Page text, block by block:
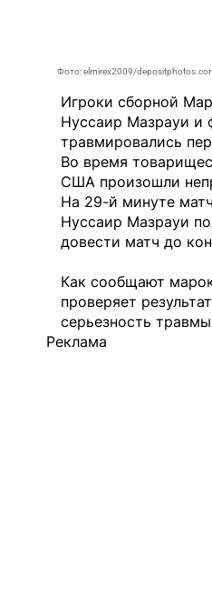
Фото: elmirex2009/
Игроки сборной
Нуссаир Мазрауи и
травмировались
Во время
США произошли
На 29-й минуте
Нуссаир Мазрауи
довести матч до
Как сообщают
проверяет
серьезность
Реклама